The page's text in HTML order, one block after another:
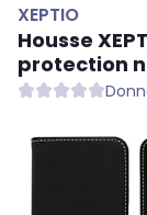
XEPTIO
Housse
protection